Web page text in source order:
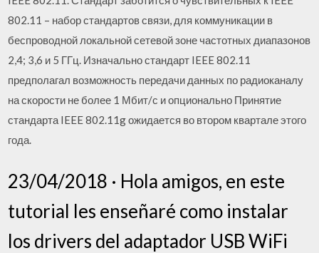
802.11 – набор стандартов связи, для коммуникации в
беспроводной локальной сетевой зоне частотных диапазонов
2,4; 3,6 и 5 ГГц. Изначально стандарт IEEE 802.11
предполагал возможность передачи данных по радиоканалу
на скорости не более 1 Мбит/с и опционально Принятие
стандарта IEEE 802.11g ожидается во втором квартале этого
года.
23/04/2018 · Hola amigos, en este
tutorial les enseñaré como instalar
los drivers del adaptador USB WiFi